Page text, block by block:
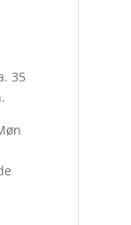
35